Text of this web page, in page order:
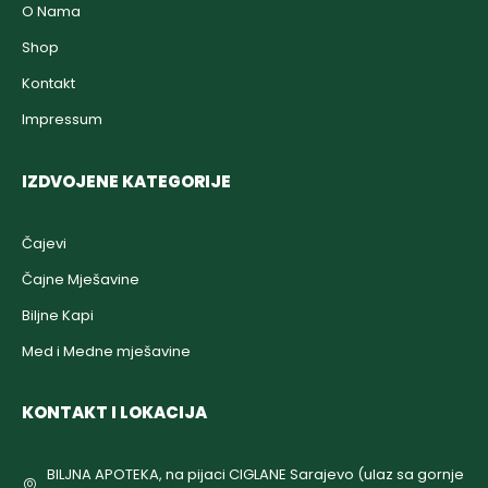
O Nama
Shop
Kontakt
Impressum
IZDVOJENE KATEGORIJE
Čajevi
Čajne Mješavine
Biljne Kapi
Med i Medne mješavine
KONTAKT I LOKACIJA
BILJNA APOTEKA, na pijaci CIGLANE Sarajevo (ulaz sa gornje